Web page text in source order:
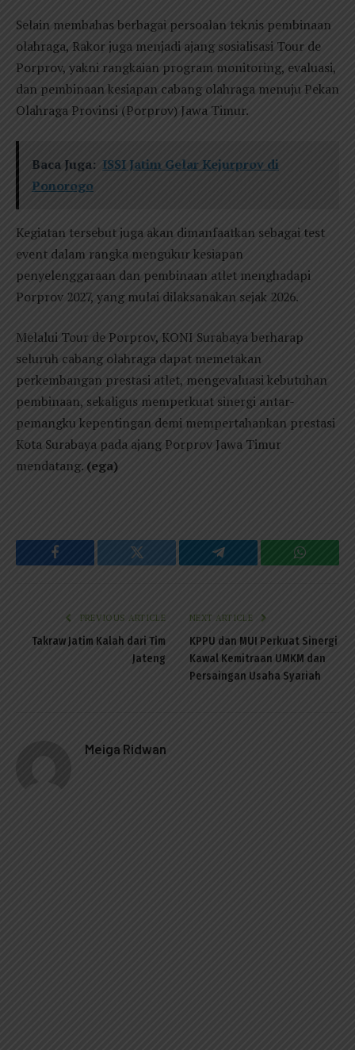
Selain membahas berbagai persoalan teknis pembinaan
olahraga, Rakor juga menjadi ajang sosialisasi Tour de
Porprov, yakni rangkaian program monitoring, evaluasi,
dan pembinaan kesiapan cabang olahraga menuju Pekan
Olahraga Provinsi (Porprov) Jawa Timur.
Baca Juga: ISSI Jatim Gelar Kejurprov di
Ponorogo
Kegiatan tersebut juga akan dimanfaatkan sebagai test
event dalam rangka mengukur kesiapan
penyelenggaraan dan pembinaan atlet menghadapi
Porprov 2027, yang mulai dilaksanakan sejak 2026.
Melalui Tour de Porprov, KONI Surabaya berharap
seluruh cabang olahraga dapat memetakan
perkembangan prestasi atlet, mengevaluasi kebutuhan
pembinaan, sekaligus memperkuat sinergi antar-
pemangku kepentingan demi mempertahankan prestasi
Kota Surabaya pada ajang Porprov Jawa Timur
mendatang. (ega)
Facebook Twitter Telegram
PREVIOUS ARTICLE
Takraw Jatim Kalah dari Tim
Jateng
NEXT ARTICLE
KPPU dan MUI Perkuat Sinergi
Kawal Kemitraan UMKM dan
Persaingan Usaha Syariah
Meiga Ridwan